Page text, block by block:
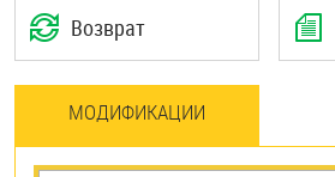
Возврат
МОДИФИКАЦИИ